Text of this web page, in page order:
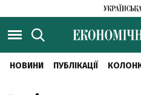
НОВИНИ ПУБЛІКАЦІЇ